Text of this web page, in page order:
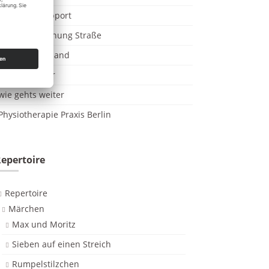
IT Support
Überwachung Straße
on Demand
Sattler
gehts weiter
Praxis Berlin
Repertoire
Märchen
Max und Moritz
Sieben auf einen Streich
Rumpelstilzchen